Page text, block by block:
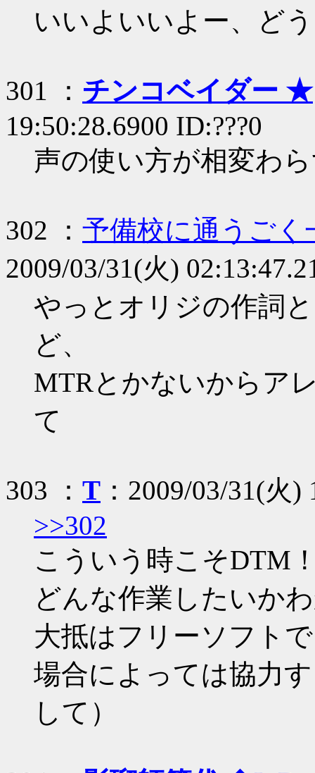
いいよいいよー、ど
301 ： チンコベイダー ★
19:50:28.6900 ID:???0
声の使い方が相変わ
302 ： 予備校に通うごく
2009/03/31(火)
やっとオリジの作詞
ど、
MTRとかないからア
て
303 ： T ：2009/03/31(火)
>>302
こういう時こそDTM
どんな作業したいか
大抵はフリーソフト
場合によっては協力
して）